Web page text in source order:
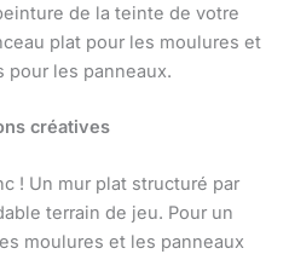
de la teinte de votre
plat pour les moulures et
pour les panneaux.
créatives
! Un mur plat structuré par
terrain de jeu. Pour un
moulures et les panneaux